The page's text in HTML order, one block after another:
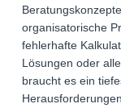
organisatorische
fehlerhafte
Lösungen oder
braucht es ein